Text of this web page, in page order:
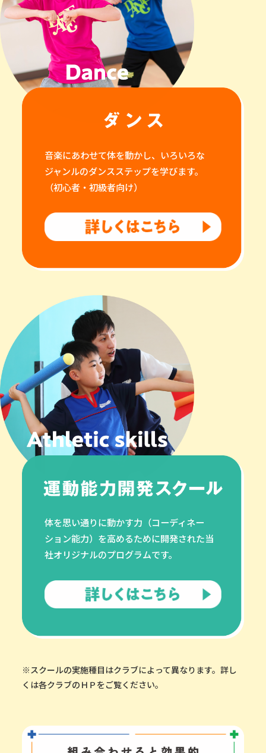
音楽にあわせて体を動かし、いろいろな
ジャンルのダンスステップを学びます。
（初心者・初級者向け）
体を思い通りに動かす力（コーディネー
ション能力）を高めるために開発された当
社オリジナルのプログラムです。
※スクールの実施種目はクラブによって異なります。詳し
くは各クラブのＨＰをご覧ください。